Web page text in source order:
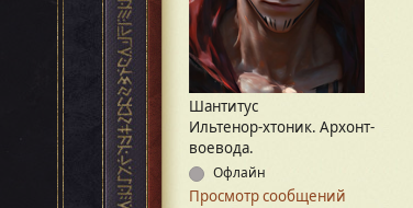
Шантитус
Ильтенор-хтоник. Архонт-
воевода.
Офлайн
Просмотр сообщений